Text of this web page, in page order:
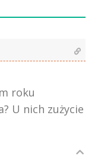
roku
U nich zużycie